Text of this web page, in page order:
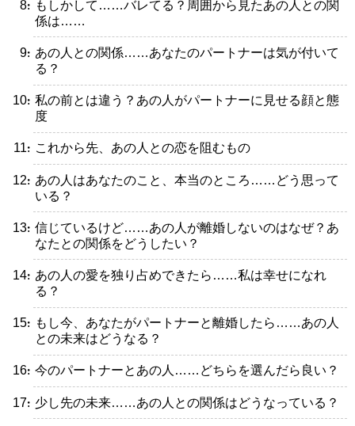
・もしかして……バレてる？周囲から見たあの人との関
係は……
・あの人との関係……あなたのパートナーは気が付いて
る？
・私の前とは違う？あの人がパートナーに見せる顔と態
度
・これから先、あの人との恋を阻むもの
・あの人はあなたのこと、本当のところ……どう思って
いる？
・信じているけど……あの人が離婚しないのはなぜ？あ
なたとの関係をどうしたい？
・あの人の愛を独り占めできたら……私は幸せになれ
る？
・もし今、あなたがパートナーと離婚したら……あの人
との未来はどうなる？
・今のパートナーとあの人……どちらを選んだら良い？
・少し先の未来……あの人との関係はどうなっている？